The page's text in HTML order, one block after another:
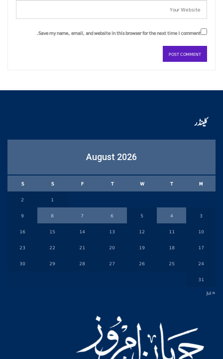
Save my name, email, and website in this browser for the next time I comment.
کلینڈر
August 2026
M
T
W
T
F
S
S
1
2
3
4
5
6
7
8
9
10
11
12
13
14
15
16
17
18
19
20
21
22
23
24
25
26
27
28
29
30
31
« Jul